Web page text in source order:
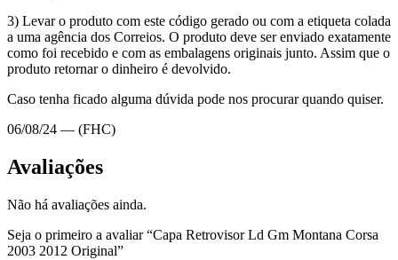
3) Levar o produto com este código gerado ou com a etiqueta colada
a uma agência dos Correios. O produto deve ser enviado exatamente
como foi recebido e com as embalagens originais junto. Assim que o
produto retornar o dinheiro é devolvido.
Caso tenha ficado alguma dúvida pode nos procurar quando quiser.
06/08/24 — (FHC)
Avaliações
Não há avaliações ainda.
Seja o primeiro a avaliar “Capa Retrovisor Ld Gm Montana Corsa
2003 2012 Original”